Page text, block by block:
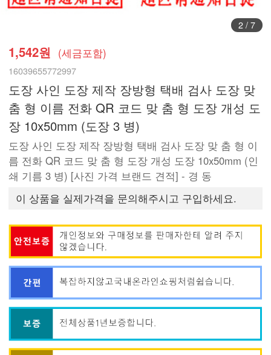
3/ 7
1,542원 (세금포함)
16039655772997
도장 사인 도장 제작 장방형 택배 검사 도장 맞
춤 형 이름 전화 QR 코드 맞 춤 형 도장 개성 도
장 10x50mm (도장 3 병)
도장 사인 도장 제작 장방형 택배 검사 도장 맞 춤 형 이
름 전화 QR 코드 맞 춤 형 도장 개성 도장 10x50mm (인
쇄 기름 3 병) [사진 가격 브랜드 견적] - 경 동
이 상품을 실제가격을 문의해주시고 구입하세요.